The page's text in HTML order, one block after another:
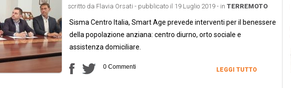
scritto da Flavia Orsati - pubblicato il 19 Luglio 2019 - in TERREMOTO
Sisma Centro Italia, Smart Age prevede interventi per il benessere
della popolazione anziana: centro diurno, orto sociale e
assistenza domiciliare.
0 Commenti LEGGI TUTTO